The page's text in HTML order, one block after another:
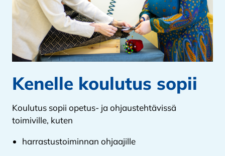
Kenelle koulutus sopii
Koulutus sopii opetus- ja ohjaustehtävissä
toimiville, kuten
harrastustoiminnan ohjaajille